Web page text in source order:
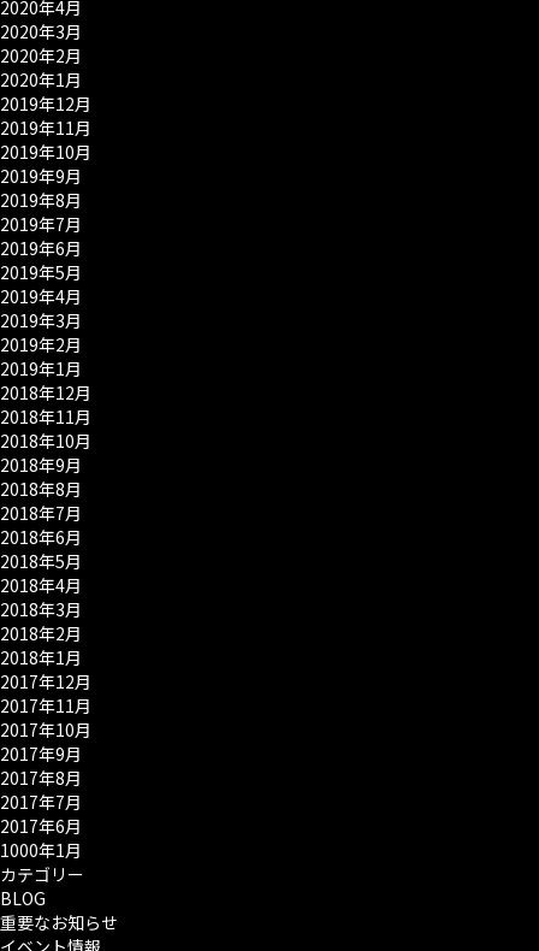
2020年4月
2020年3月
2020年2月
2020年1月
2019年12月
2019年11月
2019年10月
2019年9月
2019年8月
2019年7月
2019年6月
2019年5月
2019年4月
2019年3月
2019年2月
2019年1月
2018年12月
2018年11月
2018年10月
2018年9月
2018年8月
2018年7月
2018年6月
2018年5月
2018年4月
2018年3月
2018年2月
2018年1月
2017年12月
2017年11月
2017年10月
2017年9月
2017年8月
2017年7月
2017年6月
1000年1月
カテゴリー
BLOG
重要なお知らせ